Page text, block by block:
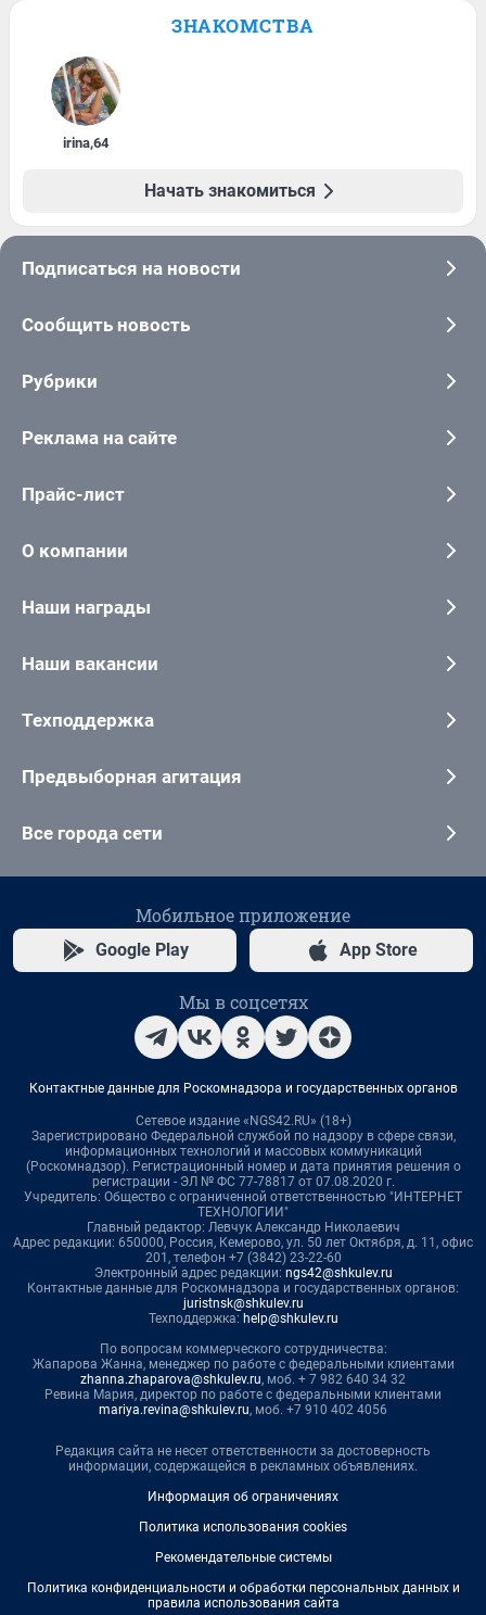
ЗНАКОМСТВА
irina,64
Начать знакомиться
Подписаться на новости
Сообщить новость
Рубрики
Реклама на сайте
Прайс-лист
О компании
Наши награды
Наши вакансии
Техподдержка
Предвыборная агитация
Все города сети
Мобильное приложение
Google Play App Store
Мы в соцсетях
Контактные данные для Роскомнадзора и государственных органов
Сетевое издание «NGS42.RU» (18+)
Зарегистрировано Федеральной службой по надзору в сфере связи,
информационных технологий и массовых коммуникаций
(Роскомнадзор). Регистрационный номер и дата принятия решения о
регистрации - ЭЛ № ФС 77-78817 от 07.08.2020 г.
Учредитель: Общество с ограниченной ответственностью "ИНТЕРНЕТ
ТЕХНОЛОГИИ"
Главный редактор: Левчук Александр Николаевич
Адрес редакции: 650000, Россия, Кемерово, ул. 50 лет Октября, д. 11, офис
201, телефон +7 (3842) 23-22-60
Электронный адрес редакции: ngs42@shkulev.ru
Контактные данные для Роскомнадзора и государственных органов:
juristnsk@shkulev.ru
Техподдержка: help@shkulev.ru
По вопросам коммерческого сотрудничества:
Жапарова Жанна, менеджер по работе с федеральными клиентами
zhanna.zhaparova@shkulev.ru, моб. + 7 982 640 34 32
Ревина Мария, директор по работе с федеральными клиентами
mariya.revina@shkulev.ru, моб. +7 910 402 4056
Редакция сайта не несет ответственности за достоверность
информации, содержащейся в рекламных объявлениях.
Информация об ограничениях
Политика использования cookies
Рекомендательные системы
Политика конфиденциальности и обработки персональных данных и
правила использования сайта